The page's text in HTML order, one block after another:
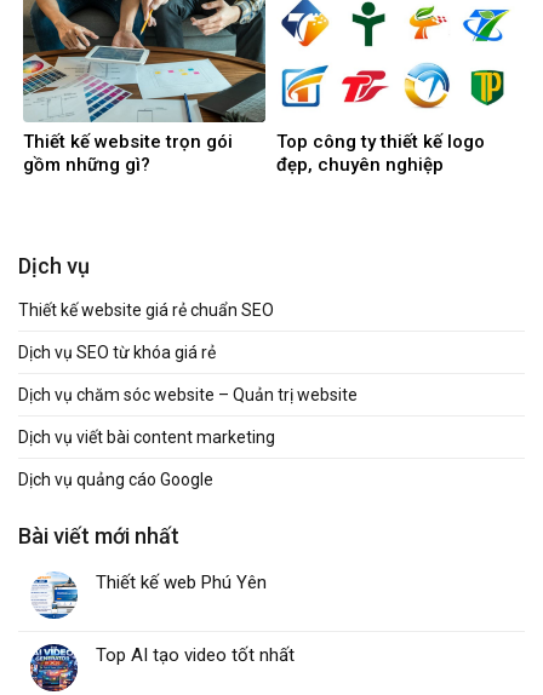
Thiết kế website trọn gói
gồm những gì?
Top công ty thiết kế logo
đẹp, chuyên nghiệp
Dịch vụ
Thiết kế website giá rẻ chuẩn SEO
Dịch vụ SEO từ khóa giá rẻ
Dịch vụ chăm sóc website – Quản trị website
Dịch vụ viết bài content marketing
Dịch vụ quảng cáo Google
Bài viết mới nhất
Thiết kế web Phú Yên
Top AI tạo video tốt nhất